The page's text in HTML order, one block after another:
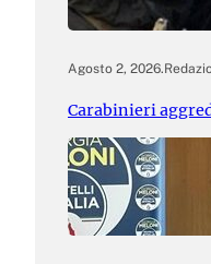
Agosto 2, 2026.
Carabinieri